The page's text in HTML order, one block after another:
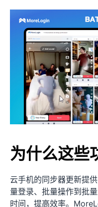
为什么这些
云手机的同步器更新提
量登录、批量操作到批
时间，提高效率。